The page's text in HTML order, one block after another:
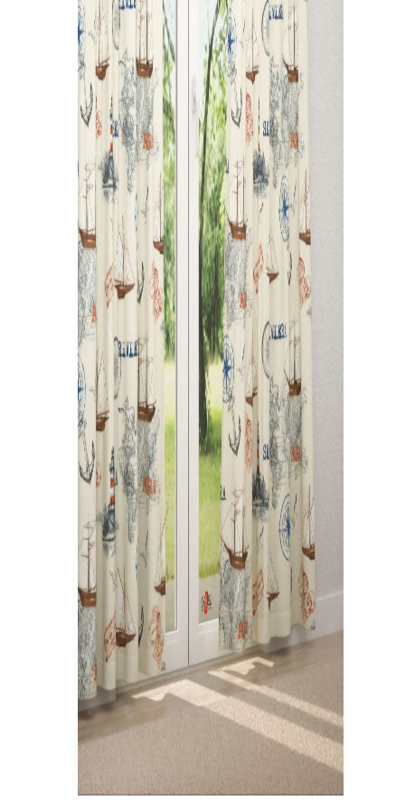
Kissen
Tischdecke
Fensterbilder
Gardinenstange
Stoffe
Panneaux